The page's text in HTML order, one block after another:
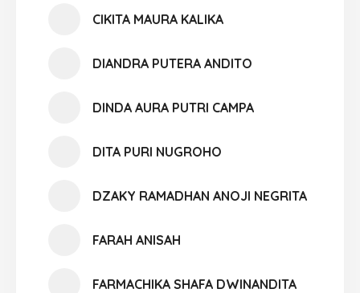
CIKITA MAURA KALIKA
DIANDRA PUTERA ANDITO
DINDA AURA PUTRI CAMPA
DITA PURI NUGROHO
DZAKY RAMADHAN ANOJI NEGRITA
FARAH ANISAH
FARMACHIKA SHAFA DWINANDITA